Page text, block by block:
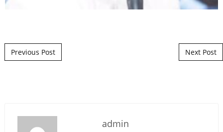
Post navigation
Previous Post Next Post
admin